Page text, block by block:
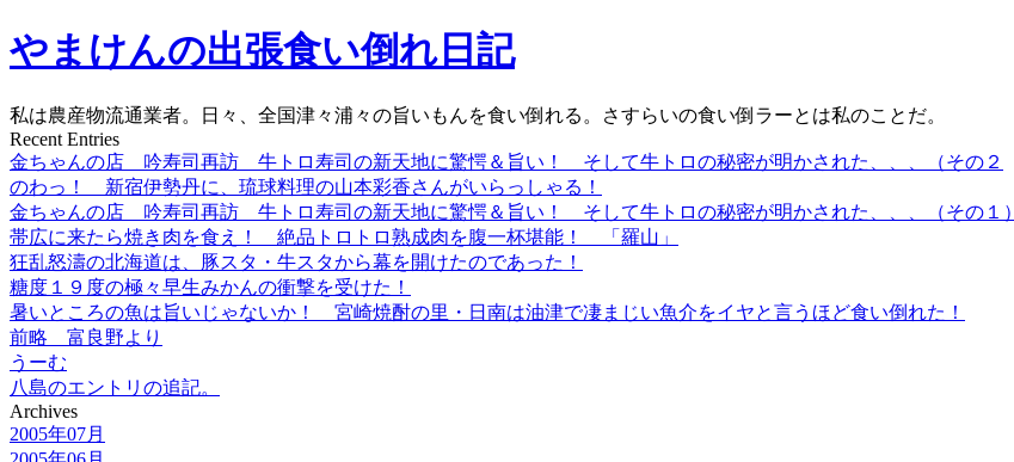
やまけんの出張食い倒れ日記
私は農産物流通業者。日々、全国津々浦々の旨いもんを食い倒れる。さすらいの食い倒ラーとは私のことだ。
Recent Entries
金ちゃんの店 吟寿司再訪 牛トロ寿司の新天地に驚愕＆旨い！ そして牛トロの秘密が明かされた、、、（その２
のわっ！ 新宿伊勢丹に、琉球料理の山本彩香さんがいらっしゃる！
金ちゃんの店 吟寿司再訪 牛トロ寿司の新天地に驚愕＆旨い！ そして牛トロの秘密が明かされた、、、（その１）
帯広に来たら焼き肉を食え！ 絶品トロトロ熟成肉を腹一杯堪能！ 「羅山」
狂乱怒濤の北海道は、豚スタ・牛スタから幕を開けたのであった！
糖度１９度の極々早生みかんの衝撃を受けた！
暑いところの魚は旨いじゃないか！ 宮崎焼酎の里・日南は油津で凄まじい魚介をイヤと言うほど食い倒れた！
前略 富良野より
うーむ
八島のエントリの追記。
Archives
2005年07月